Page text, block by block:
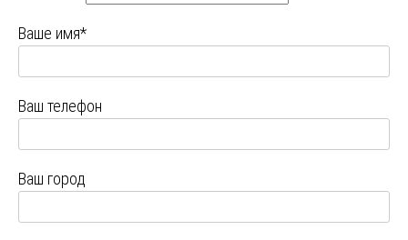
Ваше имя*
Ваш телефон
Ваш город